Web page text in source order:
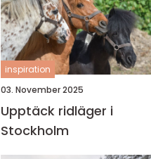
inspiration
03. November 2025
Upptäck ridläger i
Stockholm